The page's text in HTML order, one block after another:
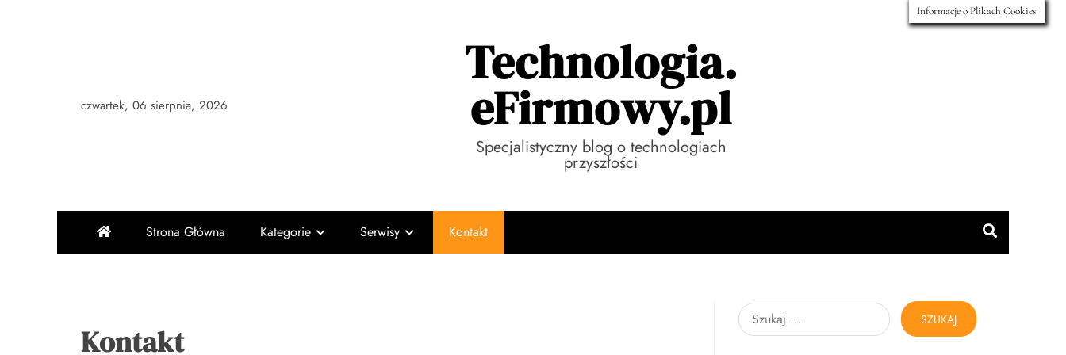
czwartek, 06 sierpnia, 2026
Technologia.
eFirmowy.pl
Specjalistyczny blog o technologiach
przyszłości
Strona Główna Kategorie Serwisy Kontakt
Kontakt
Szukaj:
Informacje o Plikach Cookies